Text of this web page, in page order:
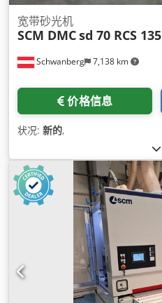
Schwanberg 7,138 km
宽带砂光机
SCM DMCsd 70 RCS 135
价格信息
状况: 新的,